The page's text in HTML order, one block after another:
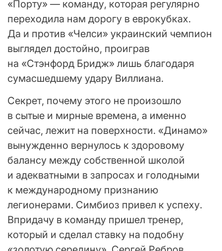
«Порту» — команду, которая регулярно
переходила нам дорогу в еврокубках.
Да и против «Челси» украинский чемпион
выглядел достойно, проиграв
на «Стэнфорд Бридж» лишь благодаря
сумасшедшему удару Виллиана.
Секрет, почему этого не произошло
в сытые и мирные времена, а именно
сейчас, лежит на поверхности. «Динамо»
вынужденно вернулось к здоровому
балансу между собственной школой
и адекватными в запросах и голодными
к международному признанию
легионерами. Симбиоз привел к успеху.
Впридачу в команду пришел тренер,
который и сделал ставку на подобну